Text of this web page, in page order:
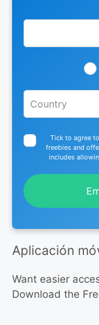
Leave
Tick to agree
freebies and
includes
Aplicación
Want easier
Download the